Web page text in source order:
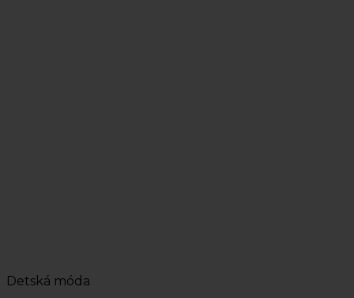
Detská móda